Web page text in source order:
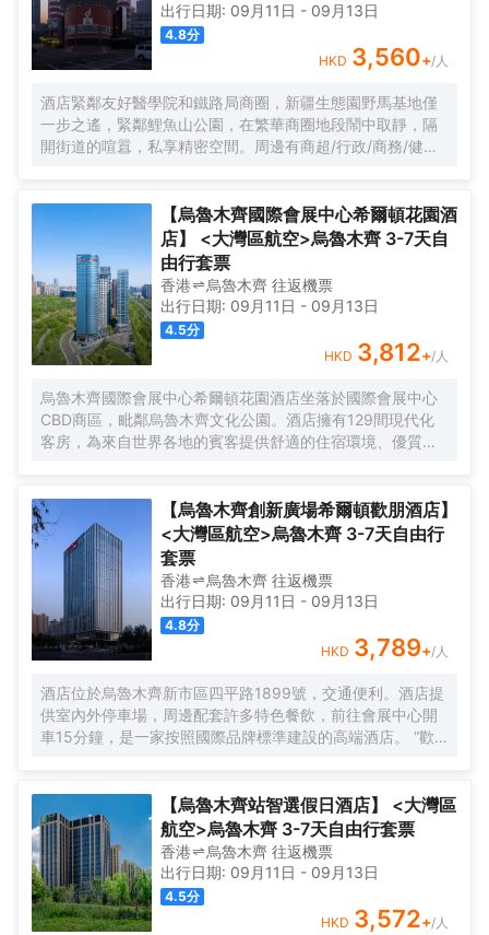
出行日期: 09月11日 - 09月13日
4.8分
HKD 3,560+/人
酒店緊鄰友好醫學院和鐵路局商圈，新疆生態園野馬基地僅
一步之遙，緊鄰鯉魚山公園，在繁華商圈地段鬧中取靜，隔
開街道的喧囂，私享精密空間。周邊有商超/行政/商務/健
優越，交通便利，出行出租、地鐵、高鐵、機場都很方便，
酒店提供免費停車。
【烏魯木齊國際會展中心希爾頓花園酒
店】 <大灣區航空>烏魯木齊 3-7天自
由行套票
香港 烏魯木齊 往返機票
出行日期: 09月11日 - 09月13日
4.5分
HKD 3,812+/人
烏魯木齊國際會展中心希爾頓花園酒店坐落於國際會展中心
CBD商區，毗鄰烏魯木齊文化公園。酒店擁有129間現代化
客房，為來自世界各地的賓客提供舒適的住宿環境、優質的
為您創造最愉快的大美新疆之旅。【烏魯木齊創新廣場希爾頓歡朋酒店】
<大灣區航空>烏魯木齊 3-7天自由行
套票
香港 烏魯木齊 往返機票
出行日期: 09月11日 - 09月13日
4.8分
HKD 3,789+/人
酒店位於烏魯木齊新市區四平路1899號，交通便利。酒店提
供室內外停車場，周邊配套許多特色餐飲，前往會展中心開
車15分鐘，是一家按照國際品牌標準建設的高端酒店。 “歡
【烏魯木齊站智選假日酒店】 <大灣區
航空>烏魯木齊 3-7天自由行套票
香港 烏魯木齊 往返機票
出行日期: 09月11日 - 09月13日
4.5分
HKD 3,572+/人